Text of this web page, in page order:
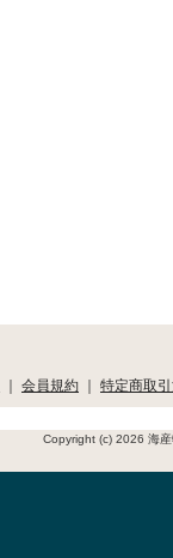
｜ 会員規約 ｜ 特定商取
Copyright (c) 2026 海